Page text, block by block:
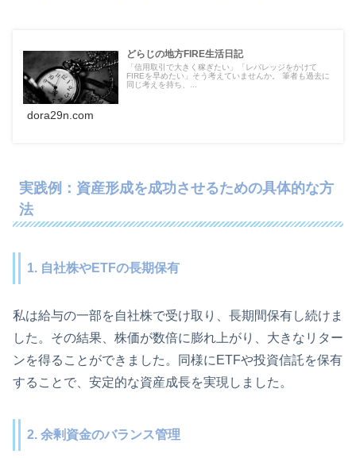
どらじの地方FIRE生活日記
「信用取引で大きく稼ぎたい」「レバレッジをかけて
FIREを早めたい」そう考えていませんか。 筆者も過去に
同じ考えを持ち、...
dora29n.com
実践例：資産形成を成功させるための具体的な方
法
1. 自社株やETFの長期保有
私は給与の一部を自社株で受け取り、長期間保有し続けま
した。その結果、株価が数倍に膨れ上がり、大きなリター
ンを得ることができました。同様にETFや投資信託を保有
することで、安定的な資産成長を実現しました。
2. 余剰資金のバランス管理